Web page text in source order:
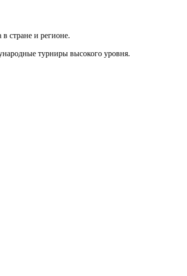
стране и регионе.
турниры высокого уровня.